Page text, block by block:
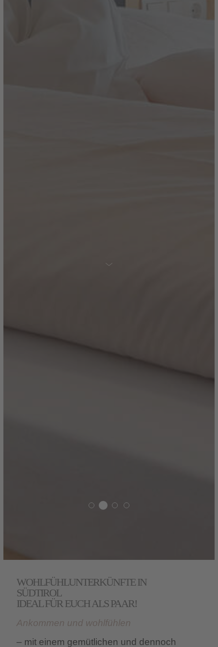
WOHLFÜHLUNTERKÜNFTE IN
SÜDTIROL
IDEAL FÜR EUCH ALS PAAR!
Ankommen und wohlfühlen
– mit einem gemütlichen und dennoch